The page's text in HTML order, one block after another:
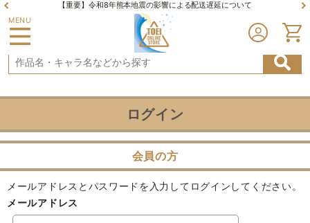
【重要】令和8年熊本地震の影響による配送遅延について
MENU
ログイン
会員の方
メールアドレスとパスワードを入力してログインしてください。
メールアドレス